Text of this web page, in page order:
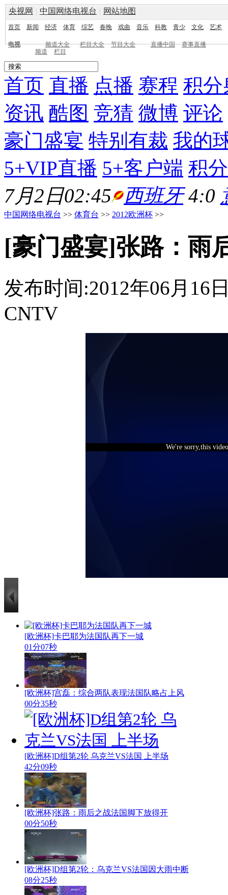
央视网 | 中国网络电视台 | 网站地图
首页 新闻 经济 体育 综艺 春晚 戏曲 音乐 科教 青少 文化 艺术
电视 频道大全 栏目大全 节目大全 直播中国
赛事直播
频道
栏目
首页 直播 点播 赛程 积分
资讯 酷图 竞猜 微博 评论
豪门盛宴 特别有裁 我的
5+VIP直播 5+客户端 积
7月2日02:45
西班牙4:0
中国网络电视台 >> 体育台 >> 2012欧洲杯 >>
[豪门盛宴]张路：雨
发布时间:2012年06月16
CNTV
We're sorry,this
[欧洲杯]卡巴耶为法国队再下一城
01分07秒
[欧洲杯]宫磊：综合两队表现法国队略占上风
00分35秒
[欧洲杯]D组第2轮 乌克兰VS法国 上半场
42分09秒
[欧洲杯]张路：雨后之战法国脚下放得开
00分50秒
[欧洲杯]D组第2轮：乌克兰VS法国因大雨中断
08分25秒